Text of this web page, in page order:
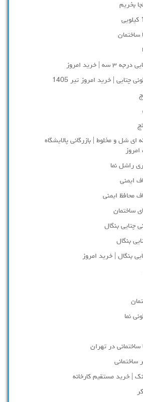
بخریم
ساختمان
| خرید امروز
| خرید امروز تیر 1405
شل و مخلوط | بازرگانی پالایشگاه
راشل نما
ایمنی
محافظ ایمنی
ساختمان
چتایی بنگال
بنگال
بنگال | خرید امروز
نما
ساختمانی در تهران
| خرید مستقیم کارخانه